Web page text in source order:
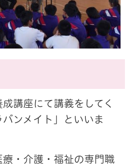
講座にて講義をしてく
ンメイト」といいま
・介護・福祉の専門職